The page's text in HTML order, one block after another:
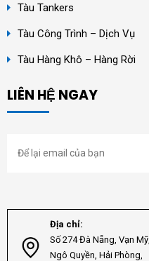
Tàu Tankers
Tàu Công Trình – Dịch Vụ
Tàu Hàng Khô – Hàng Rời
LIÊN HỆ NGAY
Địa chỉ:
Số 274 Đà Nẵng, Vạn Mỹ,
Ngô Quyền, Hải Phòng,